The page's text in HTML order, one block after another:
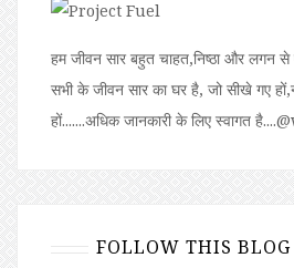
हम जीवन सार बहुत चाहत,निष्ठा और लगन
सभी के जीवन सार का घर है, जो सीखे गए
हों.......अधिक जानकारी के लिए स्वागत
FOLLOW THIS